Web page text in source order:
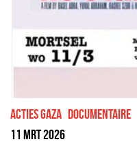
Acties Gaza documentaire
11 mrt 2026